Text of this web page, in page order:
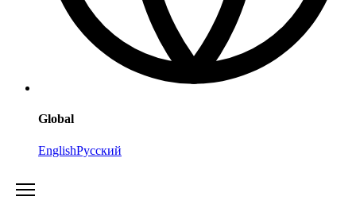
Global
EnglishРусский